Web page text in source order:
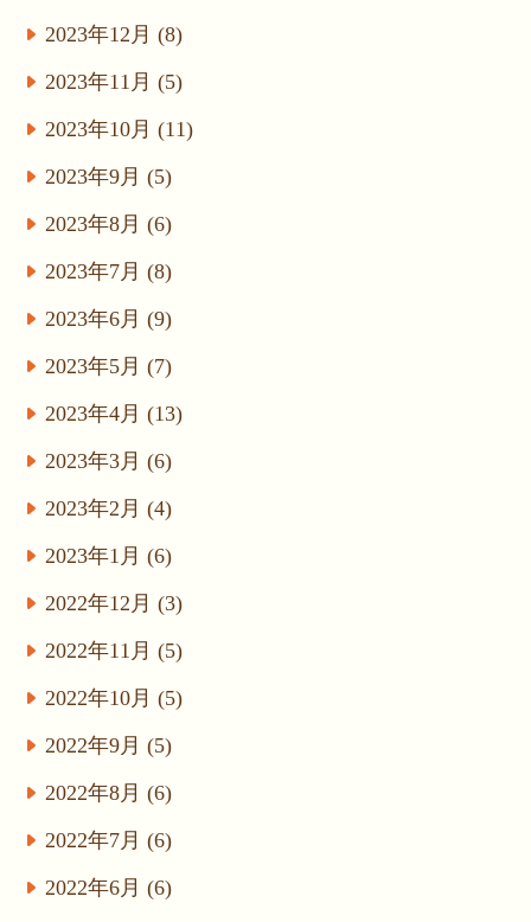
2023年12月 (8)
2023年11月 (5)
2023年10月 (11)
2023年9月 (5)
2023年8月 (6)
2023年7月 (8)
2023年6月 (9)
2023年5月 (7)
2023年4月 (13)
2023年3月 (6)
2023年2月 (4)
2023年1月 (6)
2022年12月 (3)
2022年11月 (5)
2022年10月 (5)
2022年9月 (5)
2022年8月 (6)
2022年7月 (6)
2022年6月 (6)